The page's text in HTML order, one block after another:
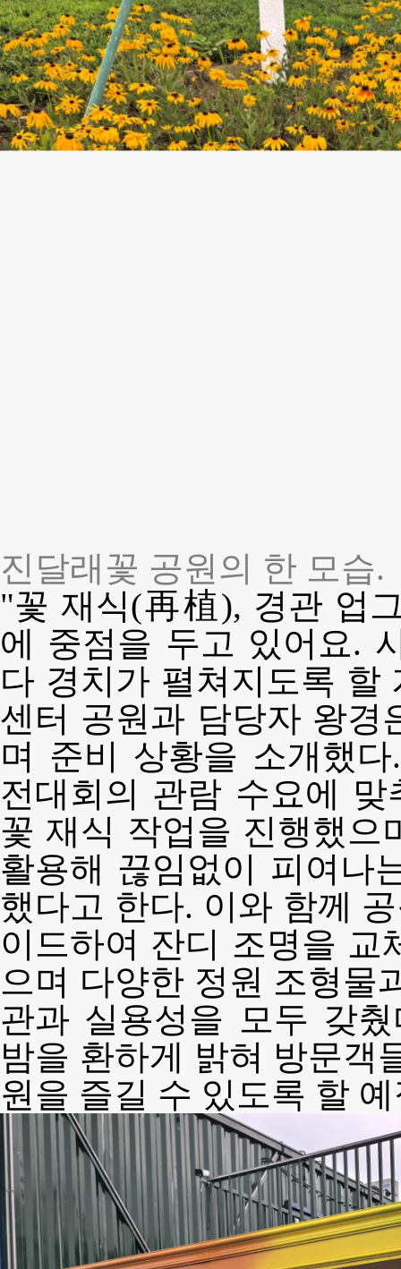
진달래꽃 공원의 한 모습.
"꽃 재식(再植), 경관 업
에 중점을 두고 있어요.
다 경치가 펼쳐지도록 할
센터 공원과 담당자 왕경
며 준비 상황을 소개했
전대회의 관람 수요에
꽃 재식 작업을 진행했으
활용해 끊임없이 피여나
했다고 한다. 이와 함께
이드하여 잔디 조명을 교
으며 다양한 정원 조형물
관과 실용성을 모두 갖
밤을 환하게 밝혀 방문객
원을 즐길 수 있도록 할